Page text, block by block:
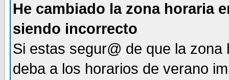
He cambiado la zona horaria
siendo incorrecto
Si estas segur@ de que la
deba a los horarios de verano